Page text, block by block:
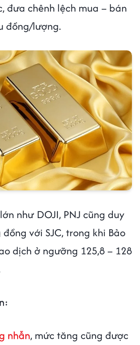
đưa chênh lệch mua – bán
đồng/lượng.
như DOJI, PNJ cũng duy
với SJC, trong khi Bảo
dịch ở ngưỡng 125,8 – 128
nhẫn, mức tăng cũng được